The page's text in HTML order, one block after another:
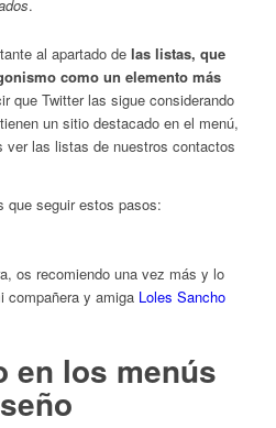
.
al apartado de las listas, que
como un elemento más
que Twitter las sigue considerando
un sitio destacado en el menú,
ver las listas de nuestros contactos
que seguir estos pasos:
os recomiendo una vez más y lo
compañera y amiga Loles Sancho
en los menús